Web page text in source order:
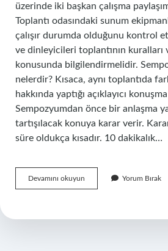
üzerinde iki başkan çalışma
Toplantı odasındaki sunum
çalışır durumda olduğunu kontrol
ve dinleyicileri toplantının kuralları
konusunda bilgilendirmelidir.
nelerdir? Kısaca, aynı toplantıda
hakkında yaptığı açıklayıcı
Sempozyumdan önce bir anlaşma
tartışılacak konuya karar verir.
süre oldukça kısadır. 10 dakikalık…
Devamını okuyun Sempozyum
Da
Mı
Yorum Bırak